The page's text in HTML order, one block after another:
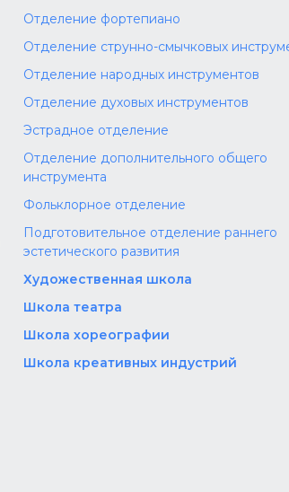
Отделение фортепиано
Отделение струнно-смычковых
Отделение народных инструментов
Отделение духовых инструментов
Эстрадное отделение
Отделение дополнительного общего
инструмента
Фольклорное отделение
Подготовительное отделение раннего
эстетического развития
Художественная школа
Школа‌‌‌‌ театра
Школа хореографии
Школа креативных индустрий